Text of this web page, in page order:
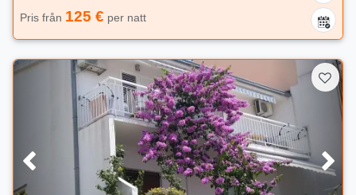
Pris från 125 € per natt